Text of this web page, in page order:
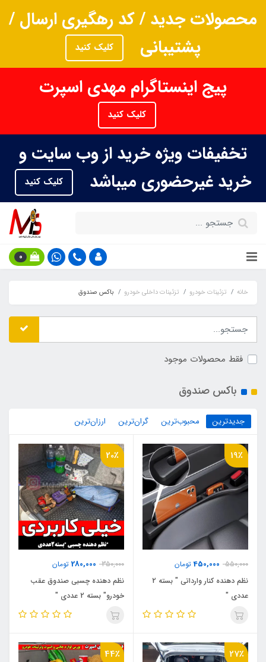
محصولات جدید / کد رهگیری ارسال /
پشتیبانی
کلیک کنید
پیج اینستاگرام مهدی اسپرت
کلیک کنید
تخفیفات ویژه خرید از وب سایت و
خرید غیرحضوری میباشد
کلیک کنید
0
خانه تزئینات خودرو تزئینات داخلی خودرو باکس صندوق
فقط محصولات موجود
باکس صندوق
جدیدترین محبوب‌ترین گران‌ترین ارزان‌ترین
19٪
550,000
450,000تومان
نظم دهنده کنار وارداتی " بسته 2
عددی "
20٪
350,000
280,000 تومان
نظم دهنده چسبی صندوق عقب
خودرو" بسته 2 عددی "
27٪ 44٪